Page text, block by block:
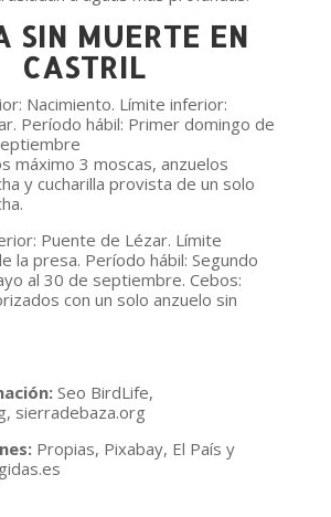
SIN MUERTE EN
CASTRIL
Nacimiento. Límite inferior:
Período hábil: Primer domingo de
máximo 3 moscas, anzuelos
y cucharilla provista de un solo
Puente de Lézar. Límite
la presa. Período hábil: Segundo
al 30 de septiembre. Cebos:
con un solo anzuelo sin
Seo BirdLife,
sierradebaza.org
Propias, Pixabay, El País y